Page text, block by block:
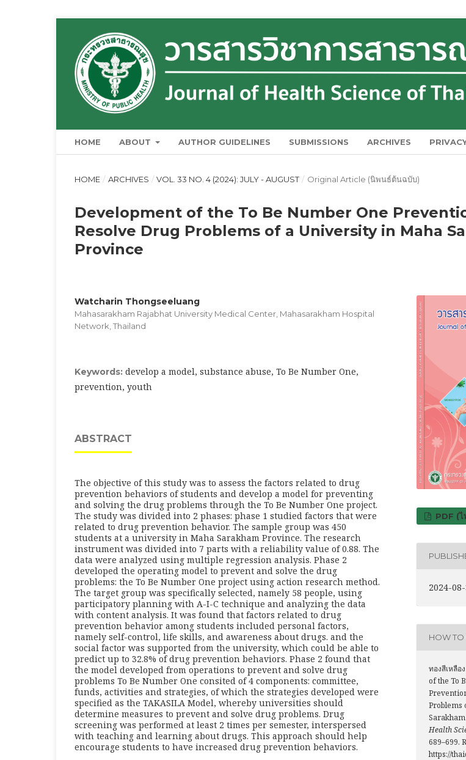
HOME ABOUT AUTHOR GUIDELINES SUBMISSIONS ARCHIVES
HOME / ARCHIVES / VOL. 33 NO. 4 (2024): JULY - AUGUST / Original Article (นิพนธ์ต้นฉบับ)
Development of the To Be Number One
Resolve Drug Problems of a University in Maha
Province
Watcharin Thongseeluang
Mahasarakham Rajabhat University Medical Center, Mahasarakham Hospital
Network, Thailand
Keywords: develop a model, substance abuse, To Be Number One,
prevention, youth
ABSTRACT
The objective of this study was to assess the factors related to drug
prevention behaviors of students and develop a model for preventing
and solving the drug problems through the To Be Number One project.
The study was divided into 2 phases: phase 1 studied factors that were
related to drug prevention behavior. The sample group was 450
students at a university in Maha Sarakham Province. The research
instrument was divided into 7 parts with a reliability value of 0.88. The
data were analyzed using multiple regression analysis. Phase 2
developed the operating model to prevent and solve the drug
problems: the To Be Number One project using action research method.
The target group was specifically selected, namely 58 people, using
participatory planning with A-I-C technique and analyzing the data
with content analysis. It was found that factors related to drug
prevention behavior among students included personal factors,
namely self-control, life skills, and awareness about drugs. and the
social factor was supported from the university, which could be able to
predict up to 32.8% of drug prevention behaviors. Phase 2 found that
the model developed from operations to prevent and solve drug
problems To Be Number One consited of 4 components: committee,
funds, activities and strategies, of which the strategies developed were
specified as the TAKASILA Model, whereby universities should
determine measures to prevent and solve drug problems. Drug
screening was performed at least 2 times per semester, interspersed
with teaching and learning about drugs. This approach should help
encourage students to have increased drug prevention behaviors.
PDF (ไ
2024-
HOW TO
ทองสีเหลือ
of the To
Problems
Health
689–699.
https://